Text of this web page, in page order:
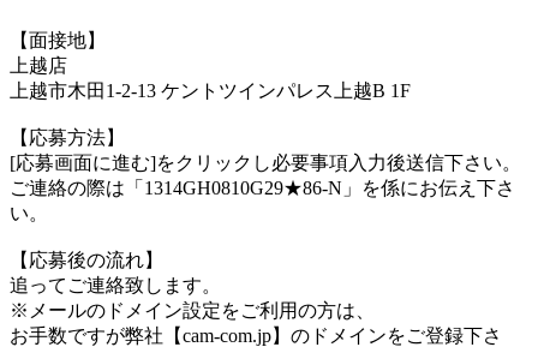
【面接地】
上越店
上越市木田1-2-13 ケントツインパレス上越B 1F
【応募方法】
[応募画面に進む]をクリックし必要事項入力後送信下さい。
ご連絡の際は「1314GH0810G29★86-N」を係にお伝え下さ
い。
【応募後の流れ】
追ってご連絡致します。
※メールのドメイン設定をご利用の方は、
お手数ですが弊社【cam-com.jp】のドメインをご登録下さ